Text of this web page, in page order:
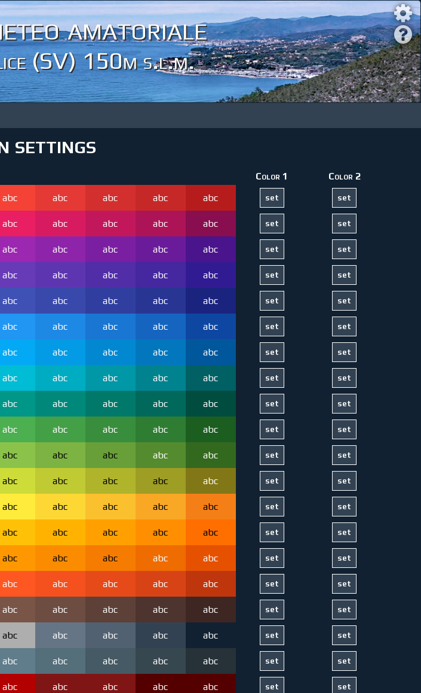
amatoriale
(SV) 150m s.l.m.
settings
Color 1
Color 2
abc abc abc abc abc
abc abc abc abc abc
abc abc abc abc abc
abc abc abc abc abc
abc abc abc abc abc
abc abc abc abc abc
abc abc abc abc abc
abc abc abc abc abc
abc abc abc abc abc
abc abc abc abc abc
abc abc abc abc abc
abc abc abc abc abc
abc abc abc abc abc
abc abc abc abc abc
abc abc abc abc abc
abc abc abc abc abc
abc abc abc abc abc
abc abc abc abc abc
abc abc abc abc abc
abc abc abc abc abc